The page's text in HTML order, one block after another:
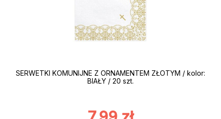
SERWETKI KOMUNIJNE Z ORNAMENTEM ZŁOTYM / kolor:
BIAŁY / 20 szt.